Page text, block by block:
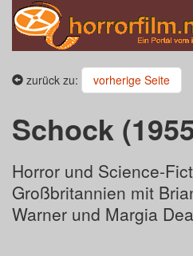
zurück zu: vorherige Seite
Schock
Horror und Science-
Großbritannien mit
Warner und Margia